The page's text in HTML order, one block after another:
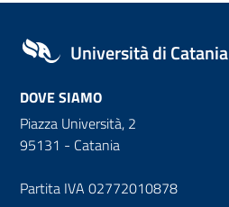
Università di Catania
DOVE SIAMO
Piazza Università, 2
95131 - Catania
Partita IVA 02772010878